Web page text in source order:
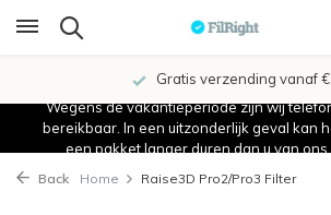
Gratis verzending vanaf
Wegens de vakantieperiode zijn wij
bereikbaar. In een uitzonderlijk geval kan
een pakket langer duren dan u van ons
Back Home Raise3D Pro2/Pro3 Filter